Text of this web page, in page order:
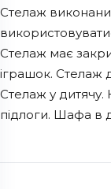
Стелаж
Стелаж має
іграшок. Стелаж
Стелаж у
підлоги. Шафа в